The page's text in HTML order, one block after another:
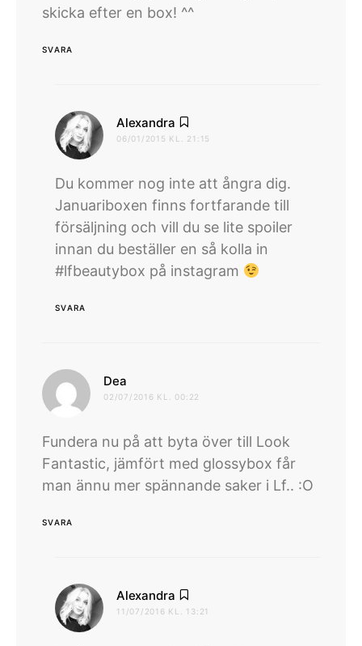
skicka efter en box! ^^
SVARA
Alexandra
06/01/2015 KL. 21:15
Du kommer nog inte att ångra dig.
Januariboxen finns fortfarande till
försäljning och vill du se lite spoiler
innan du beställer en så kolla in
#lfbeautybox på instagram
SVARA
Dea
02/07/2016 KL. 00:22
Fundera nu på att byta över till Look
Fantastic, jämfört med glossybox får
man ännu mer spännande saker i Lf.. :O
SVARA
Alexandra
11/07/2016 KL. 13:21